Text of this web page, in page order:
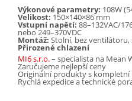
Výkonové parametry: 108W
Velikost: 150×140×86 mm
Vstupní napětí: 88–132VAC/
nebo 249–370VDC
Montáž: Stolní, bez ventilátoru,
Přirozené chlazení
MI6 s.r.o.– specialista na Mean
Zaručujeme nejlepší ceny
Originální produkty s
Rychlá expedice a technické